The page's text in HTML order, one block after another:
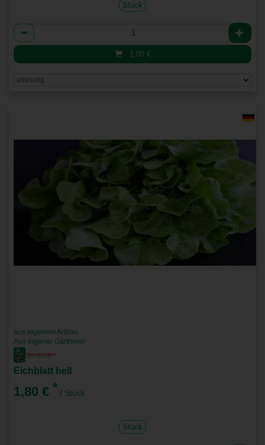
Stück
Anzahl
1,80 €
aus eigenem Anbau
Aus eigener Gärtnerei
Eichblatt hell
1,80 € * / Stück
Stück